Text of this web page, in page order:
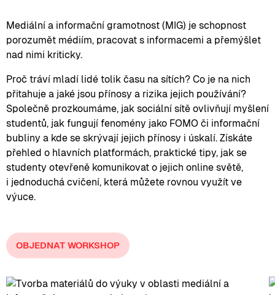
Mediální a informační gramotnost (MIG) je schopnost
porozumět médiím, pracovat s informacemi a přemýšlet
nad nimi kriticky.
Proč tráví mladí lidé tolik času na sítích? Co je na nich
přitahuje a jaké jsou přínosy a rizika jejich používání?
Společně prozkoumáme, jak sociální sítě ovlivňují myšlení
studentů, jak fungují fenomény jako FOMO či informační
bubliny a kde se skrývají jejich přínosy i úskalí. Získáte
přehled o hlavních platformách, praktické tipy, jak se
studenty otevřeně komunikovat o jejich online světě,
i jednoduchá cvičení, která můžete rovnou využít ve
výuce.
OBJEDNAT WORKSHOP